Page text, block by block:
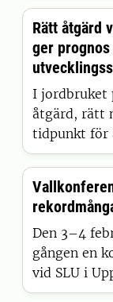
samt odla
kan Sverige
tillväxt och
Rätt åtgärd
ger
I jordbruket
åtgärd, rätt
tidpunkt för
minska
tidpunkt är
forskare
Den 3–4
gången en
vid SLU i
som